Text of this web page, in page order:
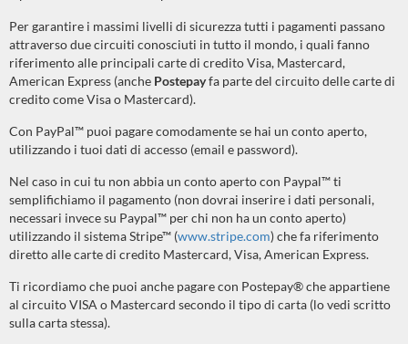
Per garantire i massimi livelli di sicurezza tutti i pagamenti passano
attraverso due circuiti conosciuti in tutto il mondo, i quali fanno
riferimento alle principali carte di credito Visa, Mastercard,
American Express (anche Postepayfa parte del circuito delle carte di
credito come Visa o Mastercard).
Con PayPal™ puoi pagare comodamente se hai un conto aperto,
utilizzando i tuoi dati di accesso (email e password).
Nel caso in cui tu non abbia un conto aperto con Paypal™ ti
semplifichiamo il pagamento (non dovrai inserire i dati personali,
necessari invece su Paypal™ per chi non ha un conto aperto)
utilizzando il sistema Stripe™ (www.stripe.com) che fa riferimento
diretto alle carte di credito Mastercard, Visa, American Express.
Ti ricordiamo che puoi anche pagare con Postepay® che appartiene
al circuito VISA o Mastercard secondo il tipo di carta (lo vedi scritto
sulla carta stessa).